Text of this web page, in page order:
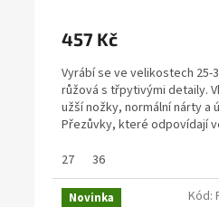
457 Kč
Vyrábí se ve velikostech 25-
růžová s třpytivými detaily.
užší nožky, normální nárty a
Přezůvky, které odpovídají
27
36
Novinka Kód: